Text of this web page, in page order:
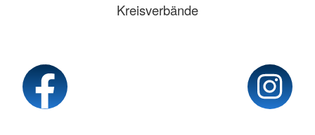
Kreisverbände